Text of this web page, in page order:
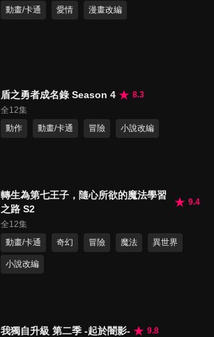
動畫/卡通
愛情 漫畫改編
盾之勇者成名錄 Season 4
8.3
全12集
動作
動畫/卡通 冒險 小說改編
轉生為第七王子，隨心所欲的魔法學習
之路 S2
9.4
全12集
動畫/卡通
奇幻 冒險 魔法 異世界
小說改編
我獨自升級 第二季 -起於闇影-
9.8